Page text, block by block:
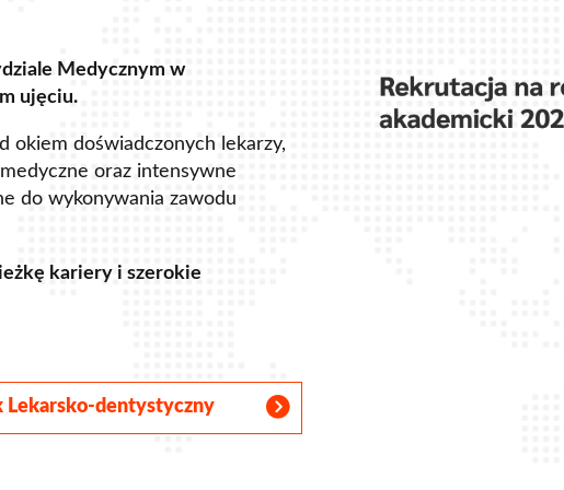
Medycznym w
ujęciu.
okiem doświadczonych lekarzy,
oraz intensywne
do wykonywania zawodu
kariery i szerokie
Lekarsko-dentystyczny